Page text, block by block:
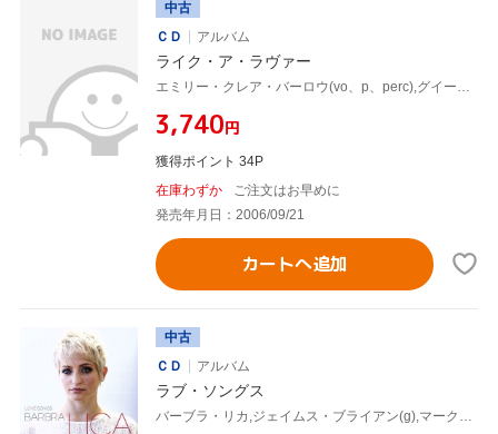
中古
ＣＤ
アルバム
ライク・ア・ラヴァー
¥3,740円
獲得ポイント 34P
在庫わずか
ご注文はお早めに
発売年月日：2006/09/21
カートへ追加
中古
ＣＤ
アルバム
ラブ・ソングス